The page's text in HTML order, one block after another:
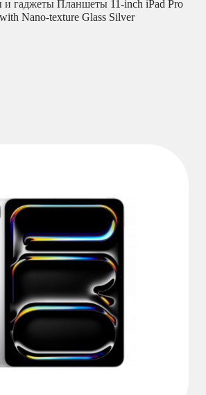
и гаджеты Планшеты 11-inch iPad Pro
Nano-texture Glass Silver